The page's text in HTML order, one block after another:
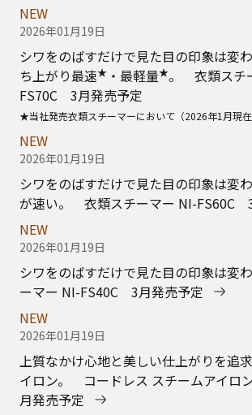
NEW
2026年01月19日
上質なかけ心地と美しい仕上がりを追
イロン。 コードレス スチームアイロ
月発売予定
NEW
2026年01月19日
スムーズなかけ心地とパワフルなスチー
けをもっとラクに。 コードレス スチ
WL610 3月発売予定
NEW
2026年01月19日
パワフルなスチームでしっかりシワの
ス スチームアイロン NI-WL510 3月発
NEW
2026年01月19日
Wヘッドで、前後左右かけやすい。 コ
ームアイロン NI-WL410 3月発売予定
2025年10月29日